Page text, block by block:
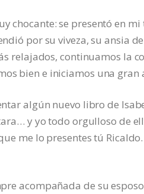
chocante: se presentó en
por su viveza, su ansia
relajados, continuamos la
bien e iniciamos una
algún nuevo libro de
y yo todo orgulloso de
me lo presentes tú
acompañada de su